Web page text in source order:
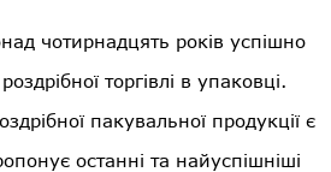
чотирнадцять років успішно
торгівлі в упаковці.
пакувальної продукції є
останні та найуспішніші